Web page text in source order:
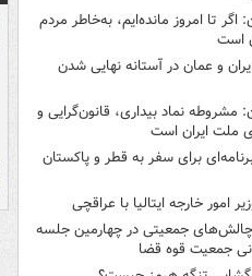
اگر تا امروز مانده‌ایم، به‌خاطر مردم
است
و عمان در آستانه نهایی شدن
مشروطه نماد بیداری، قانون‌گرایی و
ملت ایران است
برای سفر به قطر و پاکستان
امور خارجه ایتالیا با عراقچی
جمعیتی در چهارمین جلسه
جمعیت قوه قضا